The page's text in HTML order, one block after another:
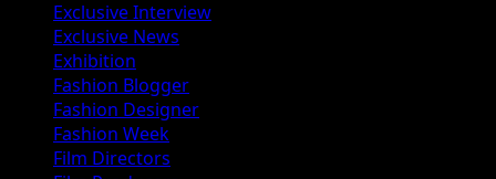
Exclusive Interview
Exclusive News
Exhibition
Fashion Blogger
Fashion Designer
Fashion Week
Film Directors